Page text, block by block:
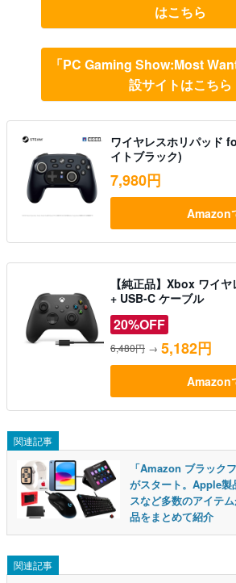
はこちら
「PC Gaming Show:Most
設サイトはこちら
ワイヤレスホリパッド
イトブラック)
7,980円
Amazon
【純正品】Xbox ワイ
+ USB-C ケーブル
20%OFF
6,480円 → 5,182円
Amazon
関連記事
「Amazon ブラック
がスタート。Apple製
スなど多数のアイテ
品をまとめて紹介
関連記事